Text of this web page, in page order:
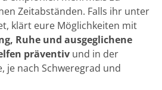
Zeitabständen. Falls ihr unter
klärt eure Möglichkeiten mit
Ruhe und ausgeglichene
präventiv und in der
je nach Schweregrad und